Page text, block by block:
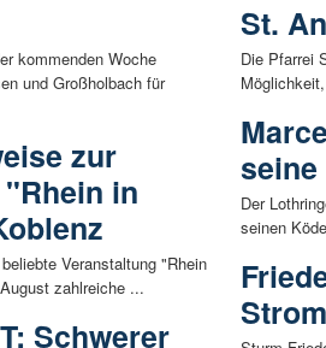
kommenden Woche
und Großholbach für
zur
in
Veranstaltung "Rhein
zahlreiche ...
Schwerer
St.
Die Pfarrei
Der
seinen